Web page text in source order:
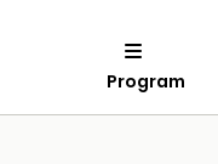
Program